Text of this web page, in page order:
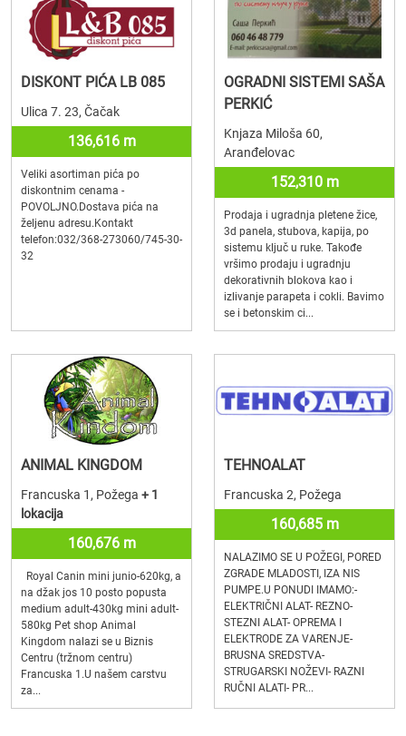
DISKONT PIĆA LB 085
Ulica 7. 23, Čačak
136,616 m
Veliki asortiman pića po
diskontnim cenama -
POVOLJNO.Dostava pića na
željenu adresu.Kontakt
telefon:032/368-273060/745-30-
32
OGRADNI SISTEMI SAŠA
PERKIĆ
Knjaza Miloša 60,
Aranđelovac
152,310 m
Prodaja i ugradnja pletene žice,
3d panela, stubova, kapija, po
sistemu ključ u ruke. Takođe
vršimo prodaju i ugradnju
dekorativnih blokova kao i
izlivanje parapeta i cokli. Bavimo
se i betonskim ci...
ANIMAL KINGDOM
Francuska 1, Požega + 1
lokacija
160,676 m
Royal Canin mini junio-620kg, a
na džak jos 10 posto popusta
medium adult-430kg mini adult-
580kg Pet shop Animal
Kingdom nalazi se u Biznis
Centru (tržnom centru)
Francuska 1.U našem carstvu
za...
TEHNOALAT
Francuska 2, Požega
160,685 m
NALAZIMO SE U POŽEGI, PORED
ZGRADE MLADOSTI, IZA NIS
PUMPE.U PONUDI IMAMO:-
ELEKTRIČNI ALAT- REZNO-
STEZNI ALAT- OPREMA I
ELEKTRODE ZA VARENJE-
BRUSNA SREDSTVA-
STRUGARSKI NOŽEVI- RAZNI
RUČNI ALATI- PR...